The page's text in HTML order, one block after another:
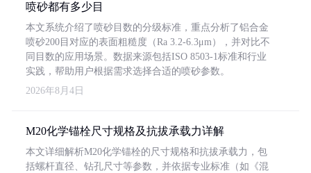
喷砂都有多少目
本文系统介绍了喷砂目数的分级标准，重点分析了铝合金
喷砂200目对应的表面粗糙度（Ra 3.2-6.3μm），并对比不
同目数的应用场景。数据来源包括ISO 8503-1标准和行业
实践，帮助用户根据需求选择合适的喷砂参数。
2026年8月4日
M20化学锚栓尺寸规格及抗拔承载力详解
本文详细解析M20化学锚栓的尺寸规格和抗拔承载力，包
括螺杆直径、钻孔尺寸等参数，并依据专业标准（如《混